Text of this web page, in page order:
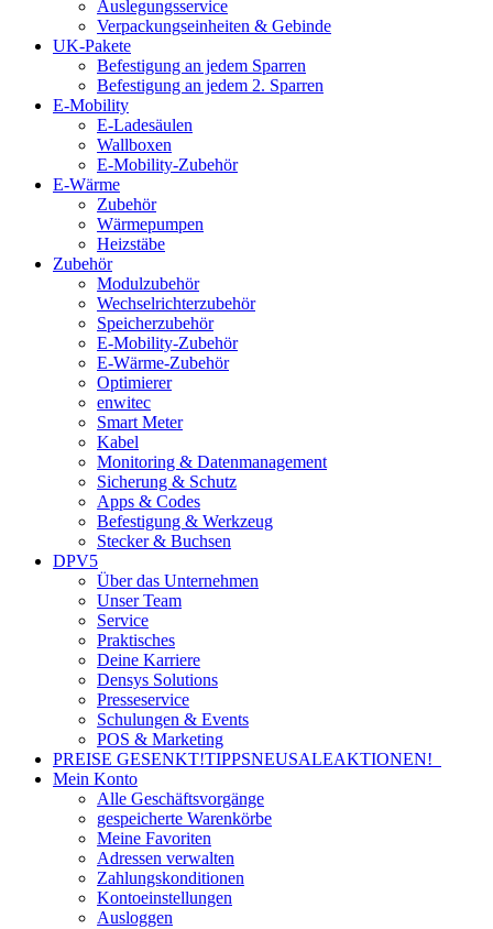
Auslegungsservice
Verpackungseinheiten & Gebinde
UK-Pakete
Befestigung an jedem Sparren
Befestigung an jedem 2. Sparren
E-Mobility
E-Ladesäulen
Wallboxen
E-Mobility-Zubehör
E-Wärme
Zubehör
Wärmepumpen
Heizstäbe
Zubehör
Modulzubehör
Wechselrichterzubehör
Speicherzubehör
E-Mobility-Zubehör
E-Wärme-Zubehör
Optimierer
enwitec
Smart Meter
Kabel
Monitoring & Datenmanagement
Sicherung & Schutz
Apps & Codes
Befestigung & Werkzeug
Stecker & Buchsen
DPV5
Über das Unternehmen
Unser Team
Service
Praktisches
Deine Karriere
Densys Solutions
Presseservice
Schulungen & Events
POS & Marketing
PREISE GESENKT!TIPPSNEUSALEAKTIONEN!
Mein Konto
Alle Geschäftsvorgänge
gespeicherte Warenkörbe
Meine Favoriten
Adressen verwalten
Zahlungskonditionen
Kontoeinstellungen
Ausloggen